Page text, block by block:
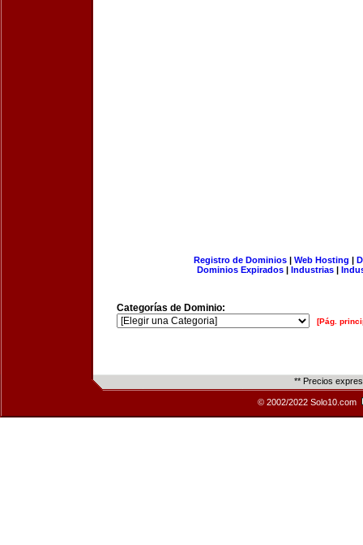
Registro de Dominios| Web Hosting |
Dominios Expirados | Industrias |
Categorías de Dominio:
[Pág.
** Precios
© 2002/2022 Solo10.com